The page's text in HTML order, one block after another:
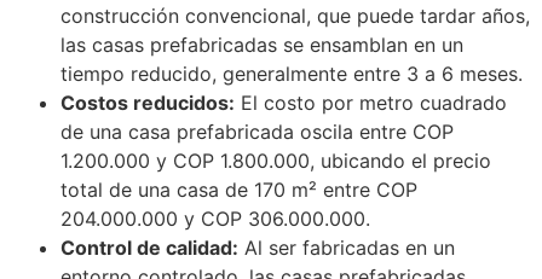
construcción convencional, que puede tardar años,
las casas prefabricadas se ensamblan en un
tiempo reducido, generalmente entre 3 a 6 meses.
Costos reducidos: El costo por metro cuadrado
de una casa prefabricada oscila entre COP
1.200.000 y COP 1.800.000, ubicando el precio
total de una casa de 170 m² entre COP
204.000.000 y COP 306.000.000.
Control de calidad: Al ser fabricadas en un